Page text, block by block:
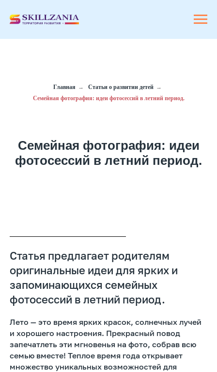
Главная → Статьи о развитии детей →
Семейная фотография: идеи фотосессий в летний период.
Семейная фотография: идеи
фотосессий в летний период.
Статья предлагает родителям
оригинальные идеи для ярких и
запоминающихся семейных
фотосессий в летний период.
Лето — это время ярких красок, солнечных лучей
и хорошего настроения. Прекрасный повод
запечатлеть эти мгновенья на фото, собрав всю
семью вместе! Теплое время года открывает
множество уникальных возможностей для